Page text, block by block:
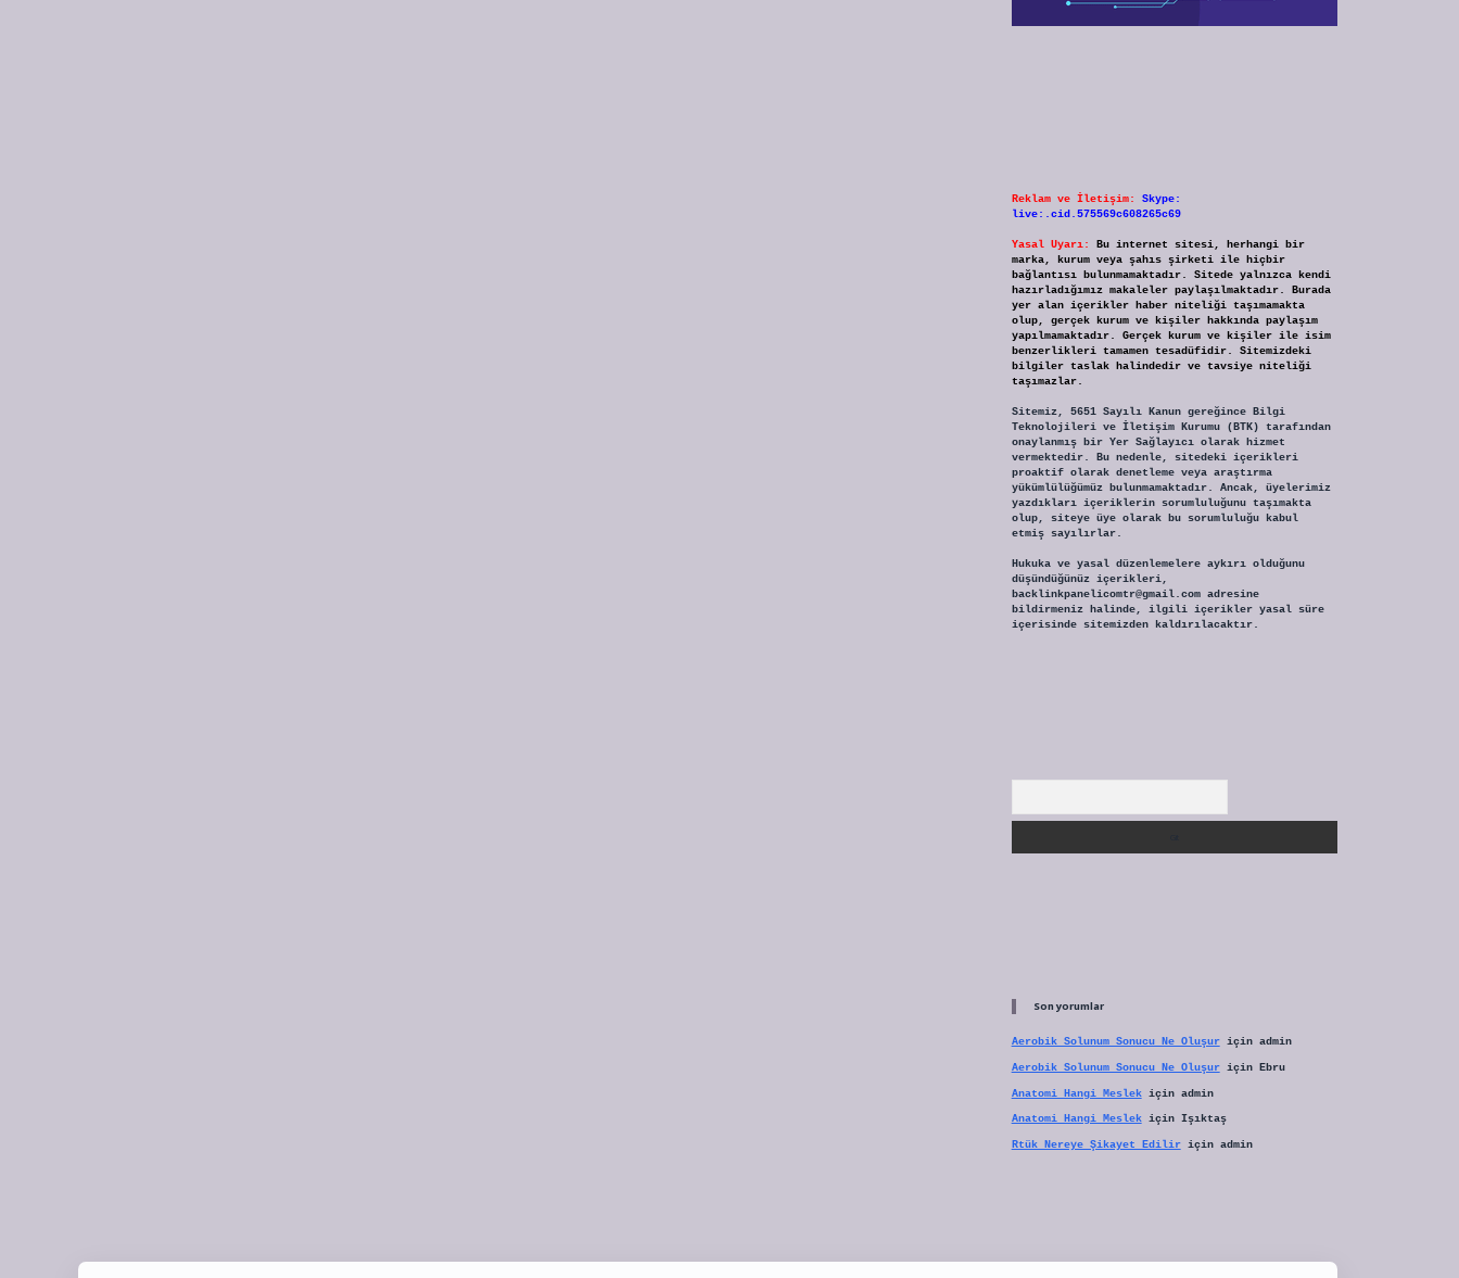
Reklam ve İletişim:
Skype:
live:.cid.575569c608265c69
Yasal Uyarı:
Bu internet sitesi, herhangi bir
marka, kurum veya şahıs şirketi ile hiçbir
bağlantısı bulunmamaktadır. Sitede yalnızca kendi
hazırladığımız makaleler paylaşılmaktadır. Burada
yer alan içerikler haber niteliği taşımamakta
olup, gerçek kurum ve kişiler hakkında paylaşım
yapılmamaktadır. Gerçek kurum ve kişiler ile isim
benzerlikleri tamamen tesadüfidir. Sitemizdeki
bilgiler taslak halindedir ve tavsiye niteliği
taşımazlar.
Sitemiz, 5651 Sayılı Kanun gereğince Bilgi
Teknolojileri ve İletişim Kurumu (BTK) tarafından
onaylanmış bir Yer Sağlayıcı olarak hizmet
vermektedir. Bu nedenle, sitedeki içerikleri
proaktif olarak denetleme veya araştırma
yükümlülüğümüz bulunmamaktadır. Ancak, üyelerimiz
yazdıkları içeriklerin sorumluluğunu taşımakta
olup, siteye üye olarak bu sorumluluğu kabul
etmiş sayılırlar.
Hukuka ve yasal düzenlemelere aykırı olduğunu
düşündüğünüz içerikleri,
backlinkpanelicomtr@gmail.comadresine
bildirmeniz halinde, ilgili içerikler yasal süre
içerisinde sitemizden kaldırılacaktır.
Son yorumlar
Aerobik Solunum Sonucu Ne Oluşuriçin admin
Aerobik Solunum Sonucu Ne Oluşuriçin Ebru
Anatomi Hangi Meslekiçin admin
Anatomi Hangi Meslekiçin Işıktaş
Rtük Nereye Şikayet Ediliriçin admin